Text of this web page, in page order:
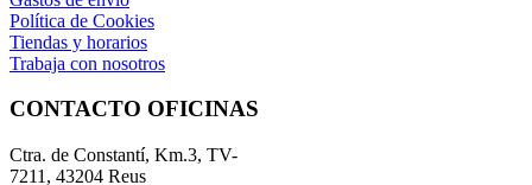
Política de Cookies
Tiendas y horarios
Trabaja con nosotros
CONTACTO OFICINAS
Ctra. de Constantí, Km.3, TV-
7211, 43204 Reus